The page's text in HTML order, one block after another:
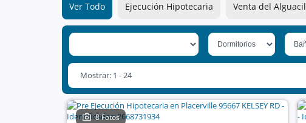
Ver Todo Ejecución Hipotecaria Venta del Alguacil
Mostrar: 1 - 24
8 Fotos